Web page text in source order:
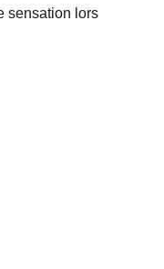
sensation lors